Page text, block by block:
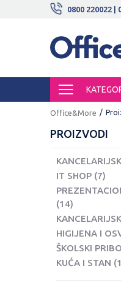
0800 220022 |
ISPORUKE!
Office&More
PROIZVODI
IT SHOP (7)
(14)
HIGIJENA I
ŠKOLSKI
KUĆA I STAN